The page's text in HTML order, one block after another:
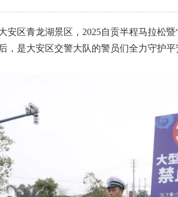
区青龙湖景区，2025自贡半程马拉松暨
是大安区交警大队的警员们全力守护平